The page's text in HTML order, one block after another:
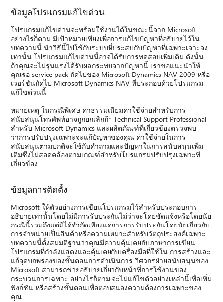
ข้อมูลโปรแกรมแก้ไขด่วน
โปรแกรมแก้ไขด่วนจะพร้อมใช้งานได้ในขณะนี้จาก Microsoft
อย่างไรก็ตาม มีเป้าหมายเพียงเพื่อการแก้ไขปัญหาที่อธิบายไว้ใน
บทความนี้ นำวิธีนี้ไปใช้กับระบบที่ประสบกับปัญหาที่เฉพาะเจาะจง
เท่านั้น โปรแกรมแก้ไขด่วนนี้อาจได้รับการทดสอบเพิ่มเติม ดังนั้น
ถ้าคุณจะไม่รุนแรงได้รับผลกระทบจากปัญหานี้ เราขอแนะนำให้
คุณรอ service pack ถัดไปของ Microsoft Dynamics NAV 2009 หรือ
เวอร์ชันถัดไป Microsoft Dynamics NAV ที่ประกอบด้วยโปรแกรม
แก้ไขด่วนนี้
หมายเหตุ ในกรณีพิเศษ ค่าธรรมเนียมค่าใช้จ่ายสำหรับการ
สนับสนุนโทรศัพท์อาจถูกยกเลิกถ้า Technical Support Professional
สำหรับ Microsoft Dynamics และผลิตภัณฑ์ที่เกี่ยวข้องตรวจพบ
ว่าการปรับปรุงเฉพาะจะแก้ปัญหาของคุณ ค่าใช้จ่ายในการ
สนับสนุนตามปกติจะใช้กับคำถามและปัญหาในการสนับสนุนเพิ่ม
เติมซึ่งไม่สอดคล้องตามเกณฑ์สำหรับโปรแกรมปรับปรุงเฉพาะที่
เกี่ยวข้อง
ข้อมูลการติดตั้ง
Microsoft ให้ตัวอย่างการเขียนโปรแกรมไว้สำหรับประกอบการ
อธิบายเท่านั้นโดยไม่มีการรับประกันไม่ว่าจะโดยชัดแจ้งหรือโดยนัย
กรณีนี้รวมถึงแต่มิได้จำกัดเพียงแค่การการรับประกันโดยนัยเกี่ยวกับ
การจำหน่ายเป็นสินค้าหรือความเหมาะสำหรับวัตถุประสงค์เฉพาะ
บทความนี้ตั้งสมมติฐานว่าคุณมีความคุ้นเคยกับภาษาการเขียน
โปรแกรมที่กำลังแสดงและคุ้นเคยกับเครื่องมือที่ใช้ใน การสร้างและ
แก้จุดบกพร่องของขั้นตอนการดำเนินการ วิศวกรฝ่ายสนับสนุนของ
Microsoft สามารถช่วยอธิบายเกี่ยวกับหน้าที่การใช้งานของ
กระบวนการเฉพาะ อย่างไรก็ตาม จะไม่แก้ไขตัวอย่างเหล่านี้เพื่อเพิ่ม
ฟังก์ชัน หรือสร้างขั้นตอนเพื่อตอบสนองความต้องการเฉพาะของ
คุณ